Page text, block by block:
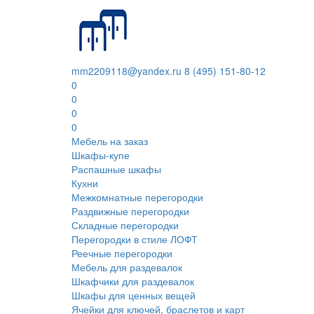
mm2209118@yandex.ru 8 (495) 151-80-12
0
0
0
0
Мебель на заказ
Шкафы-купе
Распашные шкафы
Кухни
Межкомнатные перегородки
Раздвижные перегородки
Складные перегородки
Перегородки в стиле ЛОФТ
Реечные перегородки
Мебель для раздевалок
Шкафчики для раздевалок
Шкафы для ценных вещей
Ячейки для ключей, браслетов и карт